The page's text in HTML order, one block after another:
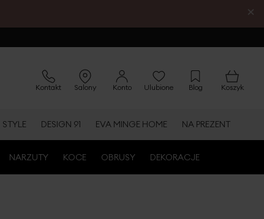
×
Kontakt Salony Konto Ulubione Blog Koszyk
STYLE DESIGN 91 EVA MINGE HOME NA PREZENT
NARZUTY KOCE OBRUSY DEKORACJE